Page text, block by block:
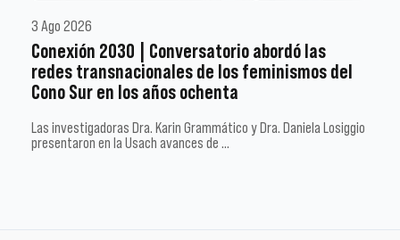
3 Ago 2026
Conexión 2030 | Conversatorio abordó las
redes transnacionales de los feminismos del
Cono Sur en los años ochenta
Las investigadoras Dra. Karin Grammático y Dra. Daniela Losiggio
presentaron en la Usach avances de …